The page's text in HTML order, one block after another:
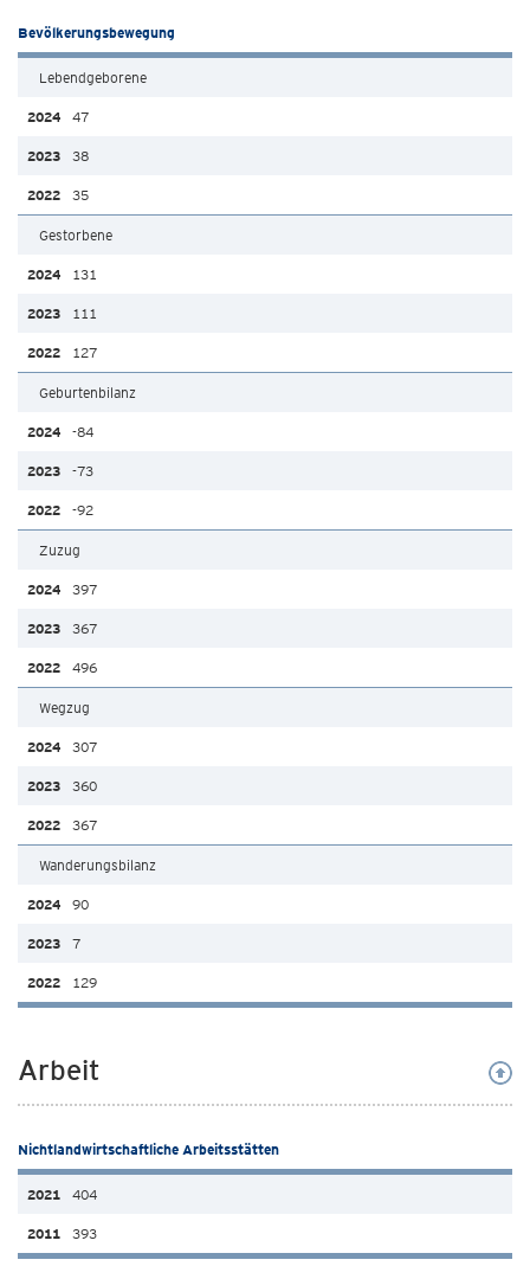
Bevölkerungsbewegung
Lebendgeborene
47
38
35
Gestorbene
131
111
127
Geburtenbilanz
-84
-73
-92
Zuzug
397
367
496
Wegzug
307
360
367
Wanderungsbilanz
90
7
129
Arbeit
Nichtlandwirtschaftliche Arbeitsstätten
404
393